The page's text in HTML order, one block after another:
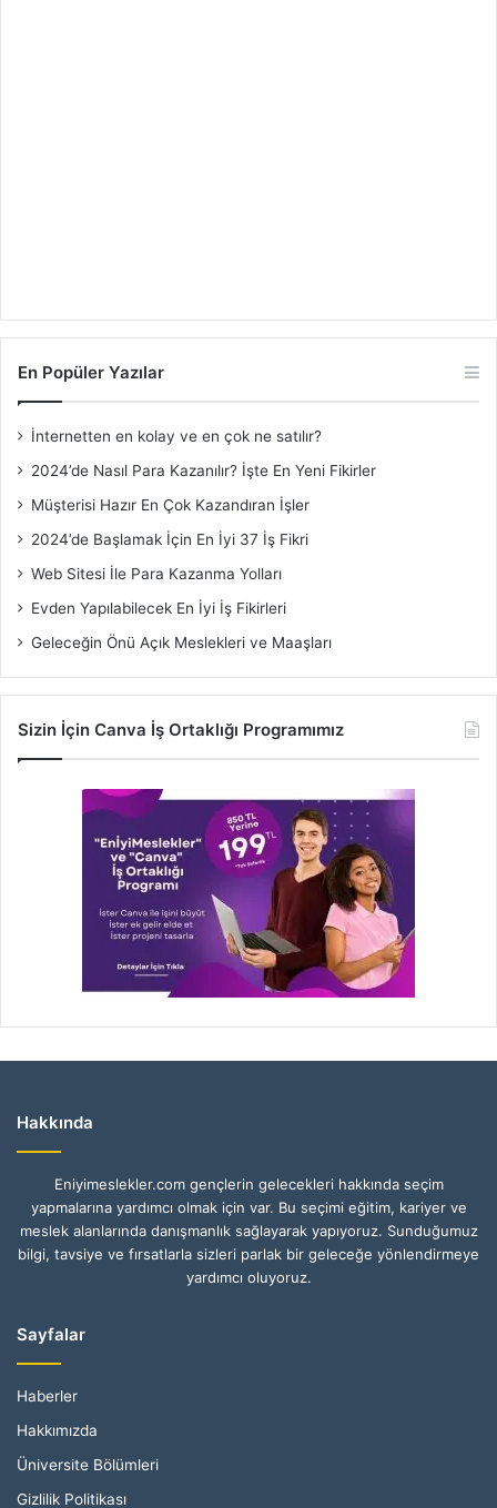
En Popüler Yazılar
İnternetten en kolay ve en çok ne satılır?
2024’de Nasıl Para Kazanılır? İşte En Yeni Fikirler
Müşterisi Hazır En Çok Kazandıran İşler
2024’de Başlamak İçin En İyi 37 İş Fikri
Web Sitesi İle Para Kazanma Yolları
Evden Yapılabilecek En İyi İş Fikirleri
Geleceğin Önü Açık Meslekleri ve Maaşları
Sizin İçin Canva İş Ortaklığı Programımız
Hakkında
Eniyimeslekler.com gençlerin gelecekleri hakkında seçim
yapmalarına yardımcı olmak için var. Bu seçimi eğitim, kariyer ve
meslek alanlarında danışmanlık sağlayarak yapıyoruz. Sunduğumuz
bilgi, tavsiye ve fırsatlarla sizleri parlak bir geleceğe yönlendirmeye
yardımcı oluyoruz.
Sayfalar
Haberler
Hakkımızda
Üniversite Bölümleri
Gizlilik Politikası